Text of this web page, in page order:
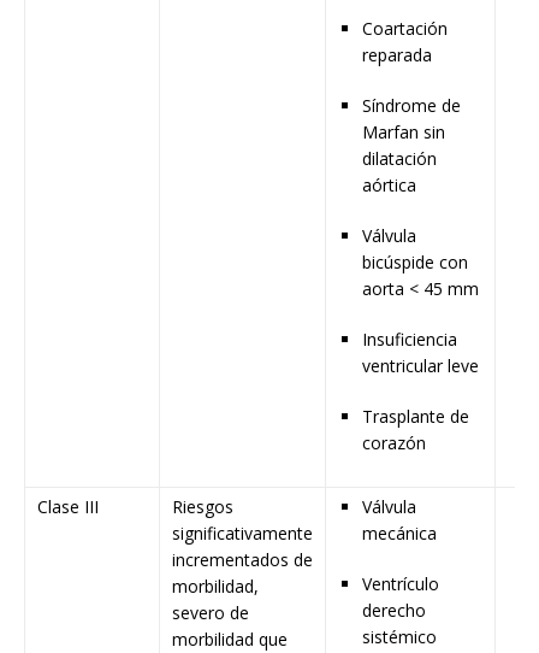
Coartación
reparada
Síndrome de
Marfan sin
dilatación
aórtica
Válvula
bicúspide con
aorta < 45 mm
Insuficiencia
ventricular leve
Trasplante de
corazón
Clase III
Riesgos
significativamente
incrementados de
morbilidad,
severo de
morbilidad que
Válvula
mecánica
Ventrículo
derecho
sistémico